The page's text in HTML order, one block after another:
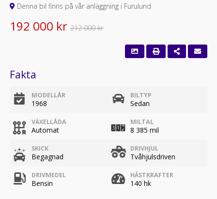
Denna bil finns på vår anläggning i Furulund
192 000 kr 212 000 kr
Fakta
MODELLÅR
1968
BILTYP
Sedan
VÄXELLÅDA
Automat
MILTAL
8 385 mil
SKICK
Begagnad
DRIVHJUL
Tvåhjulsdriven
DRIVMEDEL
Bensin
HÄSTKRAFTER
140 hk